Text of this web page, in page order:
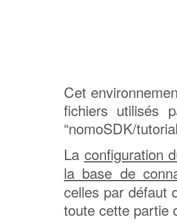
Cet
fichiers utilisés
“nomoSDK/
La configuration
la base de
celles par défaut
toute cette partie